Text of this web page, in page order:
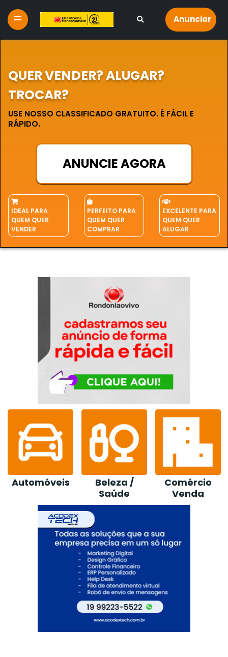
Anunciar
QUER VENDER? ALUGAR?
TROCAR?
USE NOSSO CLASSIFICADO GRATUITO. É FÁCIL E
RÁPIDO.
ANUNCIE AGORA
IDEAL PARA
QUEM QUER
VENDER
PERFEITO PARA
QUEM QUER
COMPRAR
EXCELENTE PARA
QUEM QUER
ALUGAR
Beleza /
Comércio
Venda
Construção /
Loja